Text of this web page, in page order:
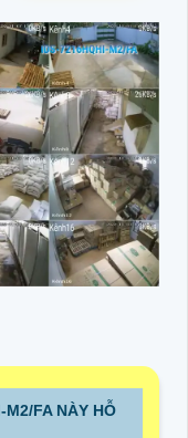
M2/FA NÀY HỖ